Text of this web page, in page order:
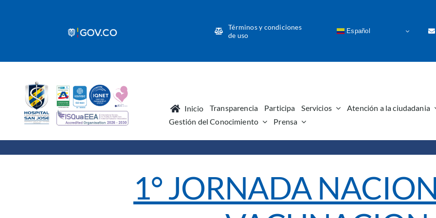
Términos y condiciones
de uso
Español
Inicio
Transparencia Participa Servicios Atención a la ciudadania
Gestión del Conocimiento
Prensa
1° JORNADA